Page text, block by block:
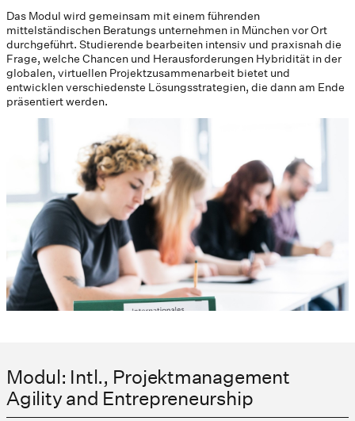
Das Modul wird gemeinsam mit einem führenden
mittelständischen Beratungs unternehmen in München vor Ort
durchgeführt. Studierende bearbeiten intensiv und praxisnah die
Frage, welche Chancen und Herausforderungen Hybridität in der
globalen, virtuellen Projektzusammenarbeit bietet und
entwicklen verschiedenste Lösungsstrategien, die dann am Ende
präsentiert werden.
Modul: Intl., Projektmanagement
Agility and Entrepreneurship